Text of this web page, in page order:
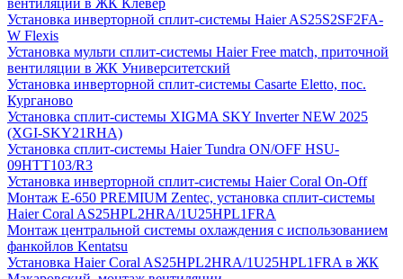
вентиляции в ЖК Клевер
Установка инверторной сплит-системы Haier AS25S2SF2FA-
W Flexis
Установка мульти сплит-системы Haier Free match, приточной
вентиляции в ЖК Университетский
Установка инверторной сплит-системы Casarte Eletto, пос.
Курганово
Установка сплит-системы XIGMA SKY Inverter NEW 2025
(XGI-SKY21RHA)
Установка сплит-системы Haier Tundra ON/OFF HSU-
09HTT103/R3
Установка инверторной сплит-системы Haier Coral On-Off
Монтаж E-650 PREMIUM Zentec, установка сплит-системы
Haier Coral AS25HPL2HRA/1U25HPL1FRA
Монтаж центральной системы охлаждения с использованием
фанкойлов Kentatsu
Установка Haier Coral AS25HPL2HRA/1U25HPL1FRA в ЖК